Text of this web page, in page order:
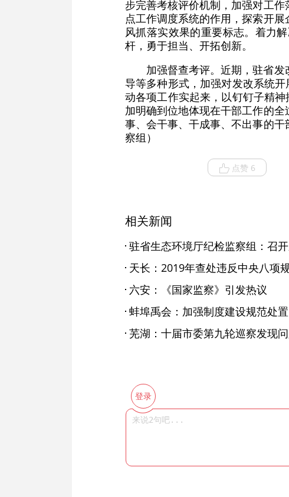
步完善考核评价机制，加强对工
点工作调度系统的作用，探索开
风抓落实效果的重要标志。着力
杆，勇于担当、开拓创新。
加强督查考评。近期，驻省
导等多种形式，加强对发改系统
动各项工作实起来，以钉钉子精
加明确到位地体现在干部工作的
事、会干事、干成事、不出事的
察组）
点赞 6
相关新闻
六安：《国家监察》引发热议
芜湖：十届市委第九轮巡察发现
登录